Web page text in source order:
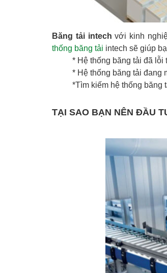
Băng tải intech với kinh
thống băng tải intech sẽ giúp
* Hệ thống băng tải đã lỗi
* Hệ thống băng tải đang
*Tìm kiếm hệ thống băng
TẠI SAO BẠN NÊN ĐẦU